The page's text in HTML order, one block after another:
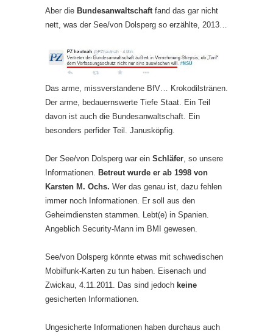
Aber die Bundesanwaltschaft fand das gar nicht
nett, was der See/von Dolsperg so erzählte, 2013…
Das arme, missverstandene BfV… Krokodilstränen.
Der arme, bedauernswerte Tiefe Staat. Ein Teil
davon ist auch die Bundesanwaltschaft. Ein
besonders perfider Teil. Janusköpfig.
Der See/von Dolsperg war ein Schläfer , so unsere
Informationen. Betreut wurde er ab 1998 von
Karsten M. Ochs. Wer das genau ist, dazu fehlen
immer noch Informationen. Er soll aus den
Geheimdiensten stammen. Lebt(e) in Spanien.
Angeblich Security-Mann im BMI gewesen.
See/von Dolsperg könnte etwas mit schwedischen
Mobilfunk-Karten zu tun haben. Eisenach und
Zwickau, 4.11.2011. Das sind jedoch keine
gesicherten Informationen.
Ungesicherte Informationen haben durchaus auch